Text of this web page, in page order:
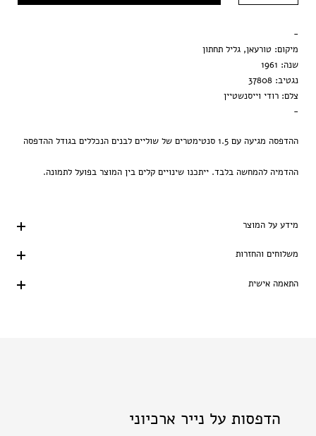
הדפסה בלבד
-
מיקום: טורעאן, גליל תחתון
שנה: 1961
נגטיב: 37808
צלם: רודי וייסנשטיין
-
ההדפסה מגיעה עם 1.5 סנטימטרים של שוליים לבנים הנכללים בגודל ההדפסה
ההדמיה להמחשה בלבד. ייתכנו שינויים קלים בין המוצר בפועל לתמונה.
מידע על המוצר
משלוחים והחזרות
התאמה אישית
הדפסות על נייר ארכיוני